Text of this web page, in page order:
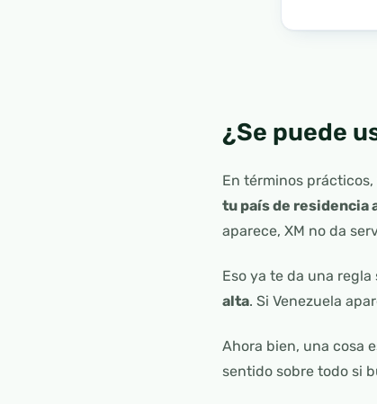
¿Se puede
En términos prácticos,
tu país de residencia
aparece, XM no da
Eso ya te da una regla
alta. Si Venezuela
Ahora bien, una cosa
sentido sobre todo si